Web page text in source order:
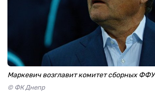
Маркевич возглавит комитет сборных ФФУ
© ФК Днепр